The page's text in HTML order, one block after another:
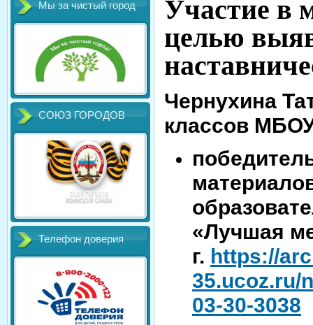
Мы за чистый город
СОЮЗ ГОРОДОВ
Телефон доверия
Участие в
целью
Чернухина
классов
«Лучшая
г. https://
35.ucoz.ru/
03-30-3038